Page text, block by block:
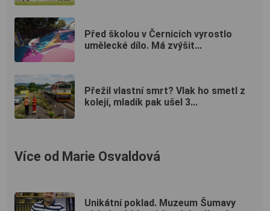
Před školou v Černicích vyrostlo
umělecké dílo. Má zvýšit...
Přežil vlastní smrt? Vlak ho smetl z
kolejí, mladík pak ušel 3...
Více od Marie Osvaldová
Unikátní poklad. Muzeum Šumavy